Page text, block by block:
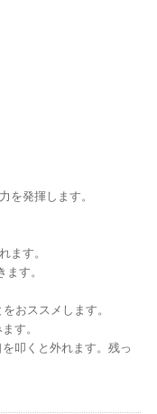
を発揮します。
ます。
す。
おススメします。
す。
叩くと外れます。残っ